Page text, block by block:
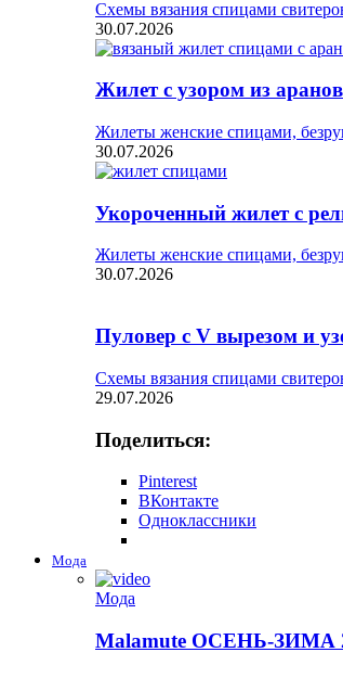
Схемы вязания спицами
30.07.2026
Жилет с узором из
Жилеты женские спицами,
30.07.2026
Укороченный жилет с
Жилеты женские спицами,
30.07.2026
Пуловер с V вырезом и
Схемы вязания спицами
29.07.2026
Поделиться:
Pinterest
ВКонтакте
Одноклассники
Мода
Мода
Malamute ОСЕНЬ-